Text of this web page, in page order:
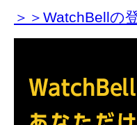
＞＞WatchBellの